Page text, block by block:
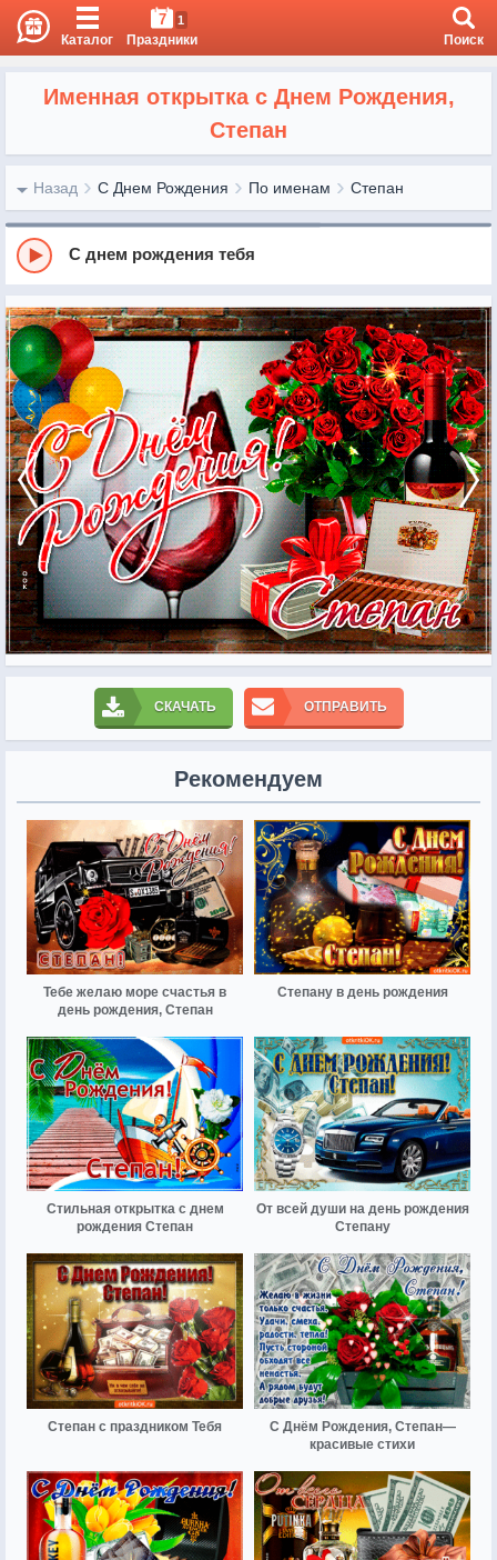
Каталог
7 1
Праздники Поиск
Именная открытка с Днем Рождения,
Степан
Назад С Днем Рождения По именам Степан
С днем рождения тебя
СКАЧАТЬ ОТПРАВИТЬ
Рекомендуем
Тебе желаю море счастья в
день рождения, Степан
Степану в день рождения
Стильная открытка с днем
рождения Степан
От всей души на день рождения
Степану
Степан с праздником Тебя
С Днём Рождения, Степан—
красивые стихи